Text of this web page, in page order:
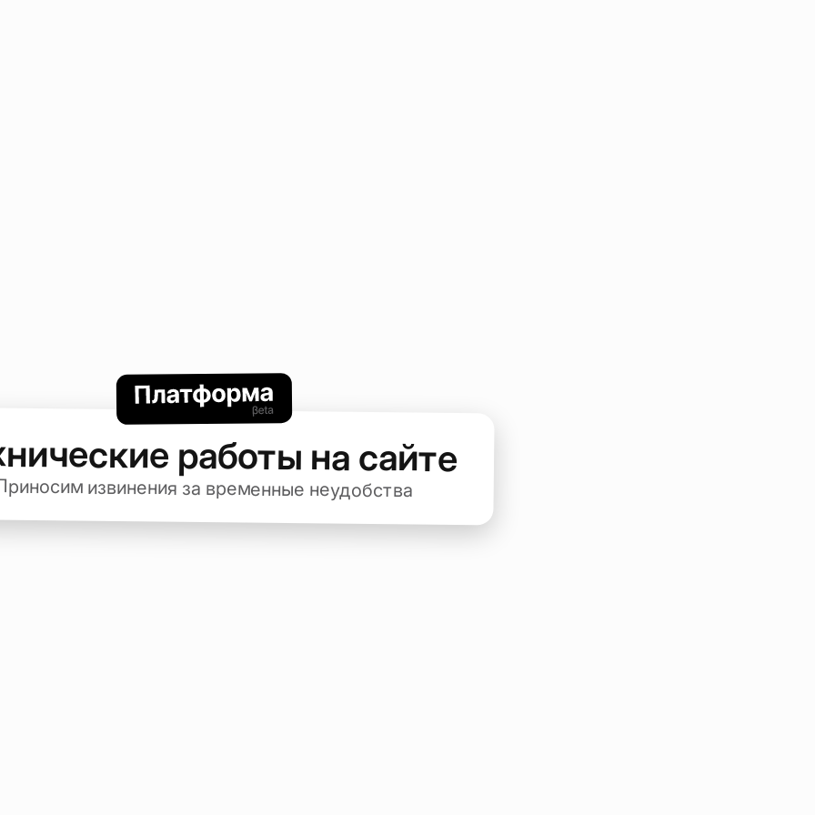
работы на сайте
извинения за временные неудобства